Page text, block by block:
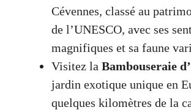
Cévennes, classé au
de l’UNESCO, avec ses
magnifiques et sa faune
Visitez la Bambouseraie
jardin exotique unique en
quelques kilomètres de la